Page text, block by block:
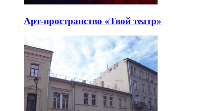
Арт-пространство «Твой театр»